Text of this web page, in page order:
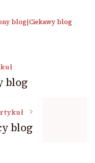
blog|Ciekawy blog
blog
blog